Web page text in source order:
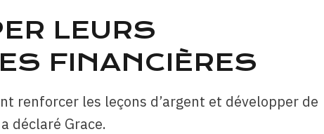
LEURS
FINANCIÈRES
renforcer les leçons d’argent et développer de
déclaré Grace.